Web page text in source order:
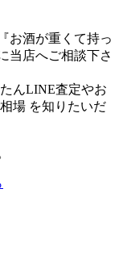
お酒が重くて持っ
当店へご相談下さ
んLINE査定やお
場 を知りたいだ